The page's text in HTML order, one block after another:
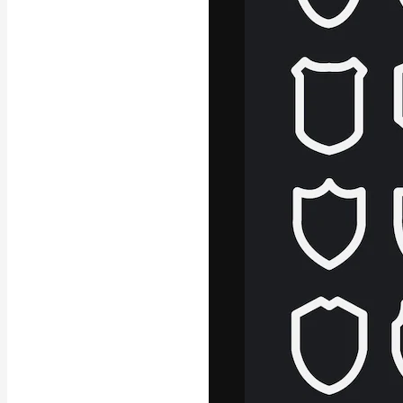
La plateforme
vos meilleurs
d’abonnés :
studios.
Copyright © 2010-